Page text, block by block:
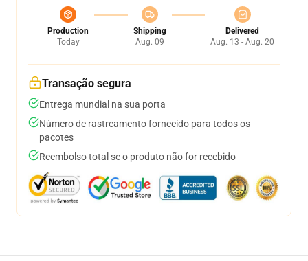
Production
Today
Shipping
Aug. 09
Delivered
Aug. 13 - Aug. 20
Transação segura
Entrega mundial na sua porta
Número de rastreamento fornecido para todos os
pacotes
Reembolso total se o produto não for recebido